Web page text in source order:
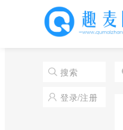
搜索
登录/注册